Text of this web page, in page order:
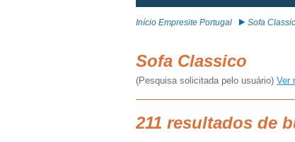
Início Empresite Portugal Sofa
Sofa Classico
(Pesquisa solicitada pelo usuário) Ver
211 resultados de